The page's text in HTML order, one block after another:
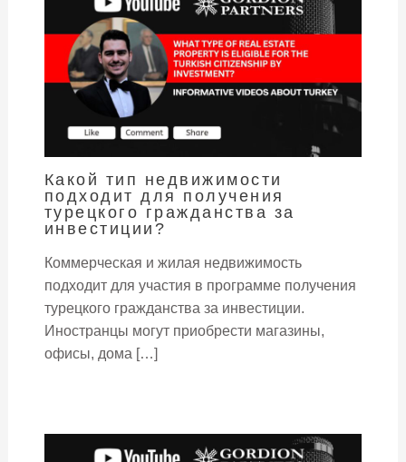
Какой тип недвижимости
подходит для получения
турецкого гражданства за
инвестиции?
Коммерческая и жилая недвижимость
подходит для участия в программе получения
турецкого гражданства за инвестиции.
Иностранцы могут приобрести магазины,
офисы, дома […]